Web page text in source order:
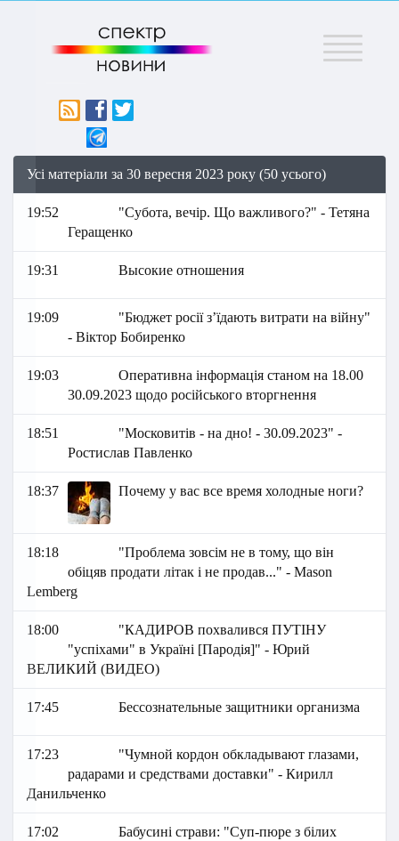
Меню
Усі матеріали за 30 вересня 2023 року (50 усього)
19:52
"Субота, вечір. Що важливого?" - Тетяна
Геращенко
19:31 Высокие отношения
19:09
"Бюджет росії з’їдають витрати на війну"
- Віктор Бобиренко
19:03
Оперативна інформація станом на 18.00
30.09.2023 щодо російського вторгнення
18:51
"Московитів - на дно! - 30.09.2023" -
Ростислав Павленко
18:37 Почему у вас все время холодные ноги?
18:18
"Проблема зовсім не в тому, що він
обіцяв продати літак і не продав..." - Mason
Lemberg
18:00
"КАДИРОВ похвалився ПУТІНУ
"успіхами" в Україні [Пародія]" - Юрий
ВЕЛИКИЙ (ВИДЕО)
17:45 Бессознательные защитники организма
17:23
"Чумной кордон обкладывают глазами,
радарами и средствами доставки" - Кирилл
Данильченко
17:02
Бабусині страви: "Суп-пюре з білих